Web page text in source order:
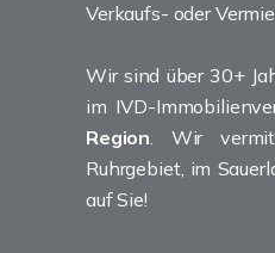
Verkaufs- oder
Wir sind über 30+
im IVD-
Region. Wir
Ruhrgebiet, im
auf Sie!